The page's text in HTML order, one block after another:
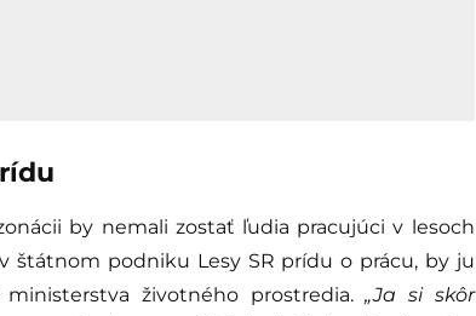
by nemali zostať ľudia pracujúci v lesoch
štátnom podniku Lesy SR prídu o prácu, by ju
životného prostredia.„Ja si skôr